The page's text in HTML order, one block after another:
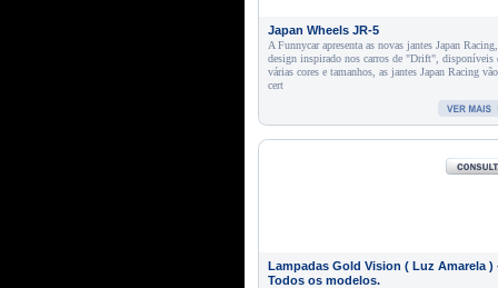
Japan Wheels JR-5
A Funnycar apresenta as novas jantes Japan
design inspirado nos carros de "Drift", disponíveis
várias cores e tamanhos, as jantes Japan Racing
cert
Lampadas Gold Vision ( Luz Amarela )
Todos os modelos.